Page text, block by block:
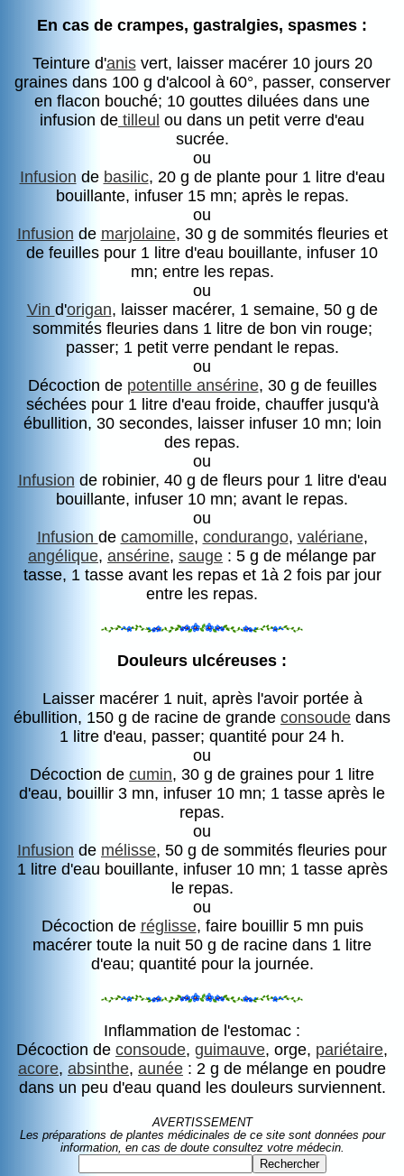
En cas de crampes, gastralgies, spasmes :
Teinture d'anisvert, laisser macérer 10 jours 20
graines dans 100 g d'alcool à 60°, passer, conserver
en flacon bouché; 10 gouttes diluées dans une
infusion de tilleul ou dans un petit verre d'eau
sucrée.
ou
Infusion de basilic, 20 g de plante pour 1 litre d'eau
bouillante, infuser 15 mn; après le repas.
ou
Infusion de marjolaine, 30 g de sommités fleuries et
de feuilles pour 1 litre d'eau bouillante, infuser 10
mn; entre les repas.
ou
Vin d'origan, laisser macérer, 1 semaine, 50 g de
sommités fleuries dans 1 litre de bon vin rouge;
passer; 1 petit verre pendant le repas.
ou
Décoction de potentille ansérine, 30 g de feuilles
séchées pour 1 litre d'eau froide, chauffer jusqu'à
ébullition, 30 secondes, laisser infuser 10 mn; loin
des repas.
ou
Infusion de robinier, 40 g de fleurs pour 1 litre d'eau
bouillante, infuser 10 mn; avant le repas.
ou
Infusion de camomille, condurango, valériane,
angélique, ansérine, sauge : 5 g de mélange par
tasse, 1 tasse avant les repas et 1à 2 fois par jour
entre les repas.
Douleurs ulcéreuses :
Laisser macérer 1 nuit, après l'avoir portée à
ébullition, 150 g de racine de grande consoude dans
1 litre d'eau, passer; quantité pour 24 h.
ou
Décoction de cumin, 30 g de graines pour 1 litre
d'eau, bouillir 3 mn, infuser 10 mn; 1 tasse après le
repas.
ou
Infusion de mélisse, 50 g de sommités fleuries pour
1 litre d'eau bouillante, infuser 10 mn; 1 tasse après
le repas.
ou
Décoction de réglisse, faire bouillir 5 mn puis
macérer toute la nuit 50 g de racine dans 1 litre
d'eau; quantité pour la journée.
Inflammation de l'estomac :
Décoction de consoude, guimauve, orge, pariétaire,
acore, absinthe, aunée : 2 g de mélange en poudre
dans un peu d'eau quand les douleurs surviennent.
AVERTISSEMENT
Les préparations de plantes médicinales de ce site sont données pour
information, en cas de doute consultez votre médecin.